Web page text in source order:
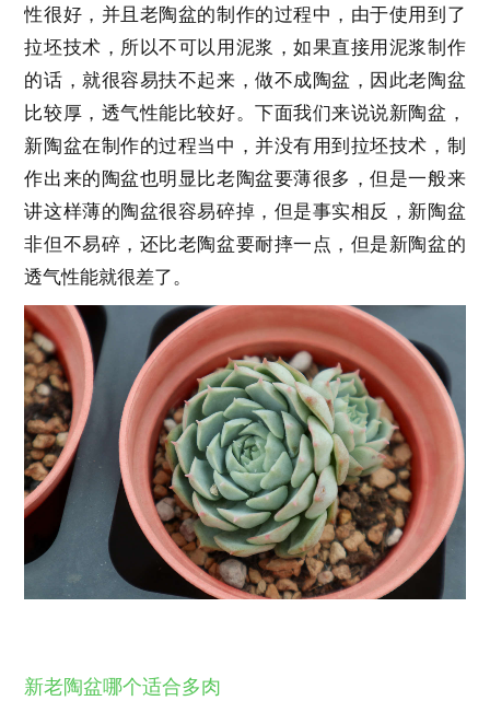
性很好，并且老陶盆的制作的过程中，由于使用到了
拉坯技术，所以不可以用泥浆，如果直接用泥浆制作
的话，就很容易扶不起来，做不成陶盆，因此老陶盆
比较厚，透气性能比较好。下面我们来说说新陶盆，
新陶盆在制作的过程当中，并没有用到拉坯技术，制
作出来的陶盆也明显比老陶盆要薄很多，但是一般来
讲这样薄的陶盆很容易碎掉，但是事实相反，新陶盆
非但不易碎，还比老陶盆要耐摔一点，但是新陶盆的
透气性能就很差了。
新老陶盆哪个适合多肉